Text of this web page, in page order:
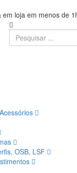
loja em menos de
OSB, LSF